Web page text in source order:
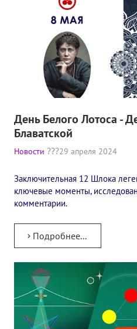
ГОВОРЯТ ТЕОСОФЫ. Рубрика
Книги
Семинары
Плейлист "Международный
Плейлист "«Тайная Доктрина»
Пожертвовать денежные
Стать партнером
КОНТАКТЫ
День Белого Лотоса -
Блаватской
Новости 29 апреля 2024
Заключительная 12 Шлока
ключевые моменты,
комментарии.
Подробнее...